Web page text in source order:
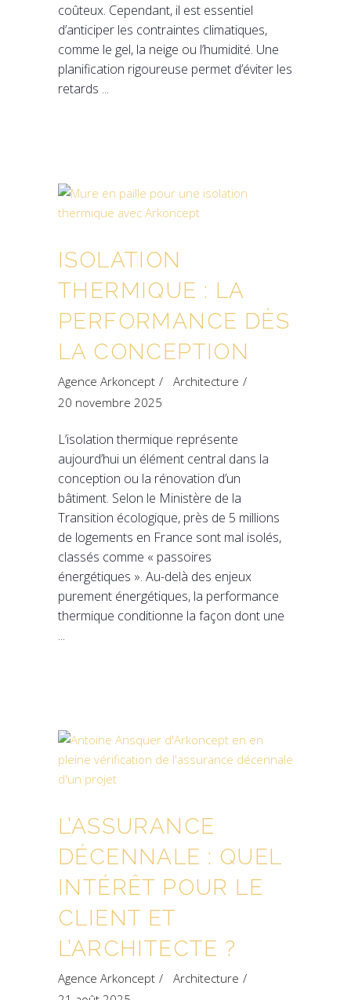
coûteux. Cependant, il est essentiel
d’anticiper les contraintes climatiques,
comme le gel, la neige ou l’humidité. Une
planification rigoureuse permet d’éviter les
retards
ISOLATION
THERMIQUE : LA
PERFORMANCE DÈS
LA CONCEPTION
Agence Arkoncept
Architecture
20 novembre 2025
L’isolation thermique représente
aujourd’hui un élément central dans la
conception ou la rénovation d’un
bâtiment. Selon le Ministère de la
Transition écologique, près de 5 millions
de logements en France sont mal isolés,
classés comme « passoires
énergétiques ». Au-delà des enjeux
purement énergétiques, la performance
thermique conditionne la façon dont une
L’ASSURANCE
DÉCENNALE : QUEL
INTÉRÊT POUR LE
CLIENT ET
L’ARCHITECTE ?
Agence Arkoncept
Architecture